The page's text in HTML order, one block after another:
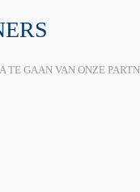
TE GAAN VAN ONZE